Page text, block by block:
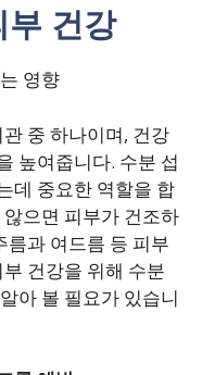
부 건강
영향
중 하나이며, 건강
높여줍니다. 수분 섭
데 중요한 역할을 합
으면 피부가 건조하
름과 여드름 등 피부
건강을 위해 수분
아 볼 필요가 있습니